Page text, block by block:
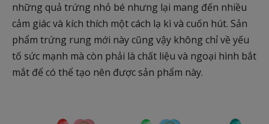
những quả trứng nhỏ bé nhưng lại mang đến nhiều
cảm giác và kích thích một cách lạ kì và cuốn hút. Sản
phẩm trứng rung mới này cũng vậy không chỉ về yếu
tố sức mạnh mà còn phải là chất liệu và ngoại hình bắt
mắt để có thể tạo nên được sản phẩm này.